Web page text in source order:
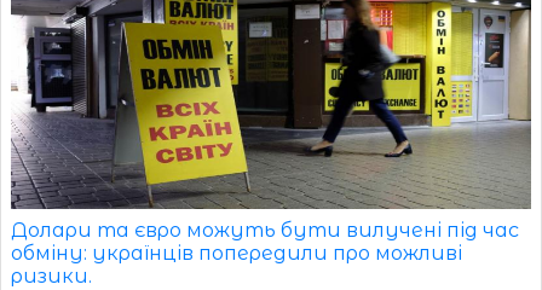
Долари та євро можуть бути вилучені під час
обміну: українців попередили про можливі
ризики.